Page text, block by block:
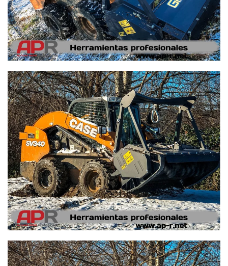
Ampliar